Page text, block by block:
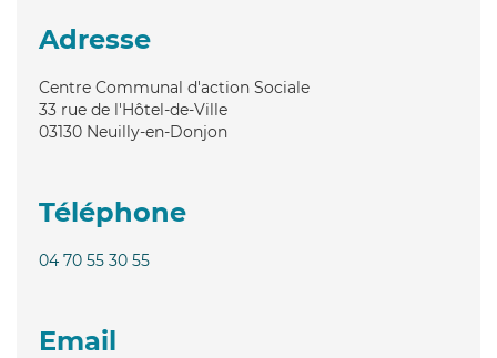
Adresse
Centre Communal d'action Sociale
33 rue de l'Hôtel-de-Ville
03130 Neuilly-en-Donjon
Téléphone
04 70 55 30 55
Email